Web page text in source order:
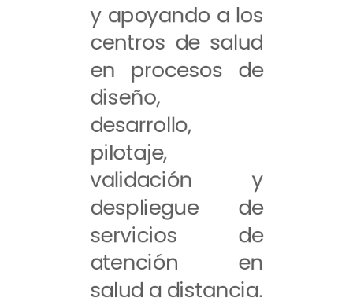
y apoyando a los
centros de salud
en procesos de
diseño,
desarrollo,
pilotaje,
validación y
despliegue de
servicios de
atención en
salud a distancia.